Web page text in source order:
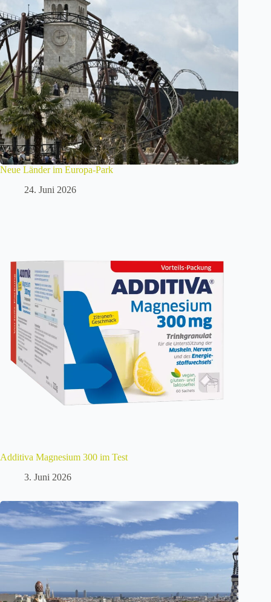
Neue Länder im Europa-Park
24. Juni 2026
Additiva Magnesium 300 im Test
3. Juni 2026